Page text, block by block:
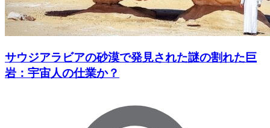
サウジアラビアの砂漠で発見された謎の割れた巨
岩：宇宙人の仕業か？